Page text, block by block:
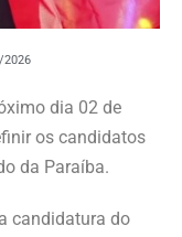
dia 02 de
os candidatos
da Paraíba.
candidatura do